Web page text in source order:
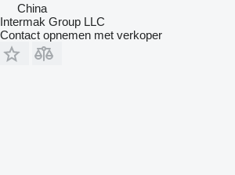
China
Intermak Group LLC
Contact opnemen met verkoper